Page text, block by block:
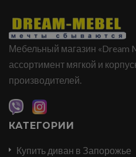
Мебельный магазин «Dream
ассортимент мягкой и
производителей.
КАТЕГОРИИ
Купить диван в Запорожье